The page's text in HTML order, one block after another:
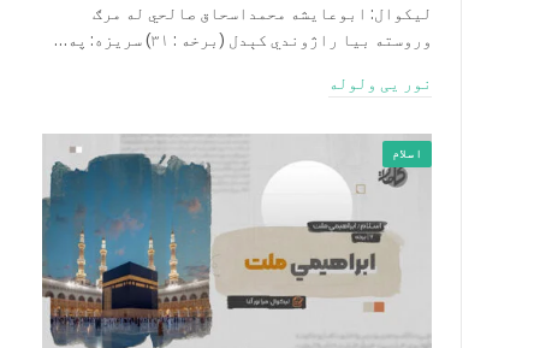
لیکوال: ابوعایشه محمداسحاق صالحي له مرګ
وروسته بیا راژوندي کېدل (برخه : ۳۱) سریزه: په…
نور یی ولوله
اسلام